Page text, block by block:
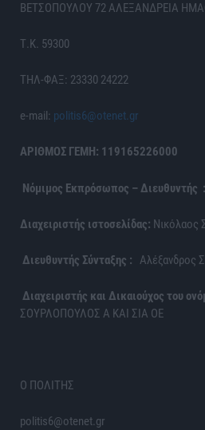
ΒΕΤΣΟΠΟΥΛΟΥ 72 ΑΛΕΞΑΝΔΡΕΙΑ
Τ.Κ. 59300
ΤΗΛ-ΦΑΞ: 23330 24222
e-mail: politis6@otenet.gr
ΑΡΙΘΜΟΣ ΓΕΜΗ: 119165226000
Νόμιμος Εκπρόσωπος – Διευθυντής :
Διαχειριστής ιστοσελίδας: Νικόλαος
Διευθυντής Σύνταξης : Αλέξανδρος
Διαχειριστής και Δικαιούχος του
ΣΟΥΡΛΟΠΟΥΛΟΣ Α ΚΑΙ ΣΙΑ ΟΕ
Ο ΠΟΛΙΤΗΣ
politis6@otenet.gr